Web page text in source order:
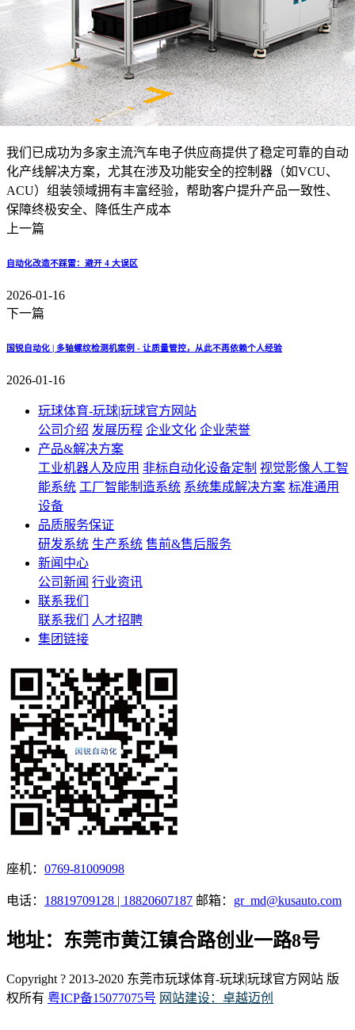
我们已成功为多家主流汽车电子供应商提供了稳定可靠的自动
化产线解决方案，尤其在涉及功能安全的控制器（如VCU、
ACU）组装领域拥有丰富经验，帮助客户提升产品一致性、
保障终极安全、降低生产成本
上一篇
自动化改造不踩雷：避开 4 大误区
2026-01-16
下一篇
国锐自动化 | 多轴螺纹检测机案例 - 让质量管控，从此不再依赖个人经验
2026-01-16
玩球体育-玩球|玩球官方网站
公司介绍 发展历程 企业文化 企业荣誉
产品&解决方案
工业机器人及应用 非标自动化设备定制 视觉影像人工智
能系统 工厂智能制造系统 系统集成解决方案 标准通用
设备
品质服务保证
研发系统 生产系统 售前&售后服务
新闻中心
公司新闻 行业资讯
联系我们
联系我们
人才招聘
集团链接
座机： 0769-81009098
电话： 18819709128 | 18820607187 邮箱： gr_md@kusauto.com
地址：东莞市黄江镇合路创业一路8号
Copyright ? 2013-2020 东莞市玩球体育-玩球|玩球官方网站 版
权所有 粤ICP备15077075号 网站建设：卓越迈创